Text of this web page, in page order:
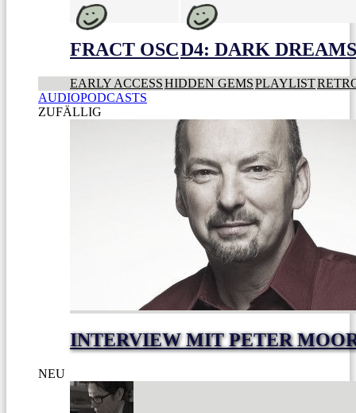
FRACT OSCD4: DARK
EARLY ACCESSHIDDEN GEMSPLAYLIST
AUDIOPODCASTS
ZUFÄLLIG
INTERVIEW MIT PETER
NEU